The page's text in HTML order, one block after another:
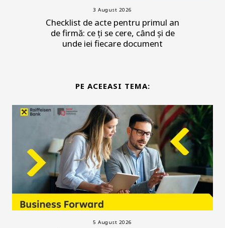
3 August 2026
Checklist de acte pentru primul an
de firmă: ce ți se cere, când și de
unde iei fiecare document
PE ACEEASI TEMA:
5 August 2026